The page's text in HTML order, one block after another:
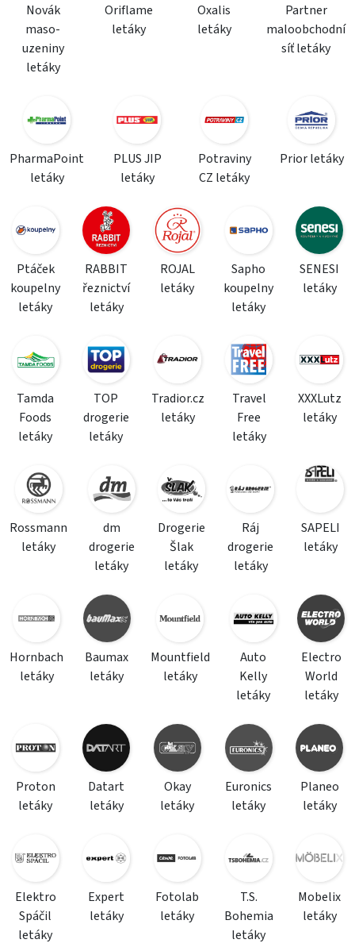
Novák
maso-
uzeniny
letáky
Oriflame
letáky
Oxalis
letáky
Partner
maloobchodní
síť letáky
PharmaPoint
letáky
PLUS JIP
letáky
Potraviny
CZ letáky
Prior letáky
Ptáček
koupelny
letáky
RABBIT
řeznictví
letáky
ROJAL
letáky
Sapho
koupelny
letáky
SENESI
letáky
Tamda
Foods
letáky
TOP
drogerie
letáky
Tradior.cz
letáky
Travel
Free
letáky
XXXLutz
letáky
Rossmann
letáky
dm
drogerie
letáky
Drogerie
Šlak
letáky
Ráj
drogerie
letáky
SAPELI
letáky
Hornbach
letáky
Baumax
letáky
Mountfield
letáky
Auto
Kelly
letáky
Electro
World
letáky
Proton
letáky
Datart
letáky
Okay
letáky
Euronics
letáky
Planeo
letáky
Elektro
Spáčil
letáky
Expert
letáky
Fotolab
letáky
T.S.
Bohemia
letáky
Mobelix
letáky